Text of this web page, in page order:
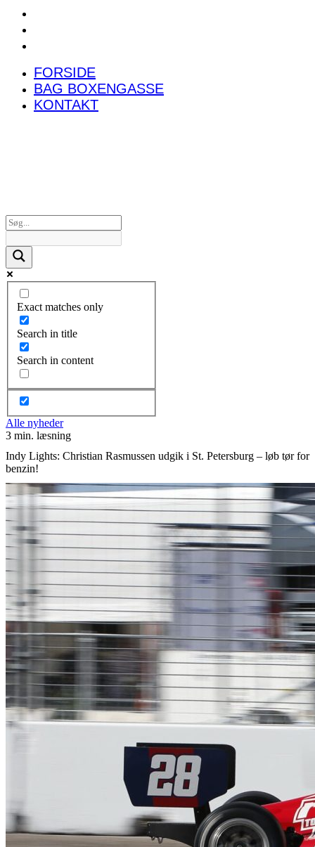
FORSIDE
BAG BOXENGASSE
KONTAKT
Exact matches only
Search in title
Search in content
Alle nyheder
3 min. læsning
Indy Lights: Christian Rasmussen udgik i St. Petersburg – løb tør for
benzin!